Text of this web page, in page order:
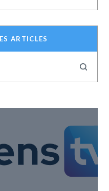
ARTICLES